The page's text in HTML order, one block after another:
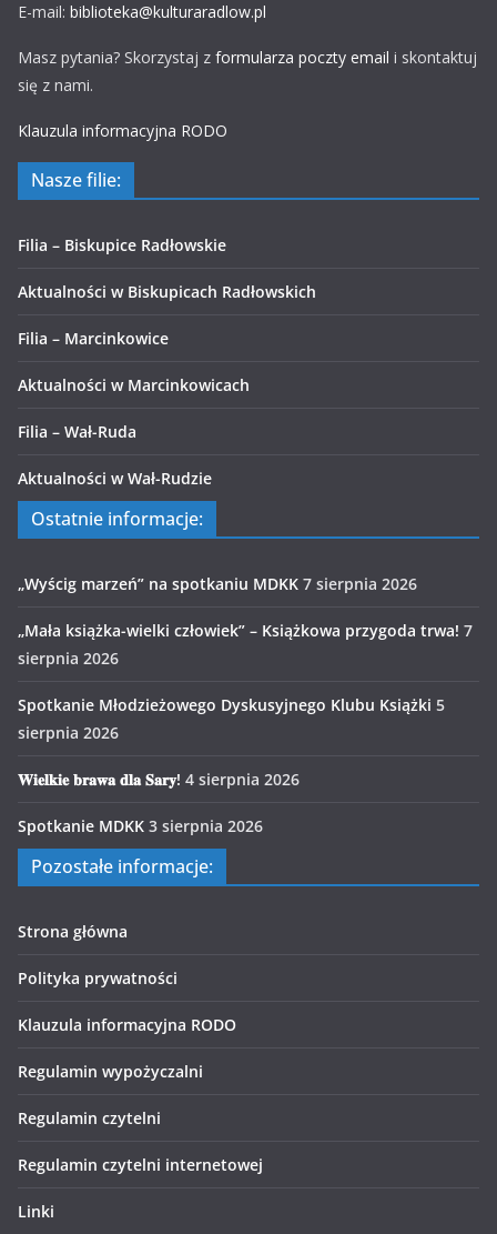
E-mail: biblioteka@kulturaradlow.pl
Masz pytania? Skorzystaj z formularza poczty email i skontaktuj
się z nami.
Klauzula informacyjna RODO
Nasze filie:
Filia – Biskupice Radłowskie
Aktualności w Biskupicach Radłowskich
Filia – Marcinkowice
Aktualności w Marcinkowicach
Filia – Wał-Ruda
Aktualności w Wał-Rudzie
Ostatnie informacje:
„Wyścig marzeń” na spotkaniu MDKK 7 sierpnia 2026
„Mała książka-wielki człowiek” – Książkowa przygoda trwa! 7
sierpnia 2026
Spotkanie Młodzieżowego Dyskusyjnego Klubu Książki 5
sierpnia 2026
𝐖𝐢𝐞𝐥𝐤𝐢𝐞 𝐛𝐫𝐚𝐰𝐚 𝐝𝐥𝐚 𝐒𝐚𝐫𝐲! 4 sierpnia 2026
Spotkanie MDKK 3 sierpnia 2026
Pozostałe informacje:
Strona główna
Polityka prywatności
Klauzula informacyjna RODO
Regulamin wypożyczalni
Regulamin czytelni
Regulamin czytelni internetowej
Linki